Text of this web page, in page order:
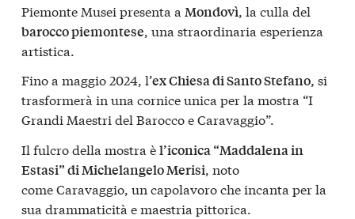
Piemonte Musei presenta a Mondovì, la culla del
barocco piemontese, una straordinaria esperienza
artistica.
Fino a maggio 2024, l’ex Chiesa di Santo Stefano, si
trasformerà in una cornice unica per la mostra “I
Grandi Maestri del Barocco e Caravaggio”.
Il fulcro della mostra èl’iconica “Maddalena in
Estasi” di Michelangelo Merisi, noto
come Caravaggio, un capolavoro che incanta per la
sua drammaticità e maestria pittorica.